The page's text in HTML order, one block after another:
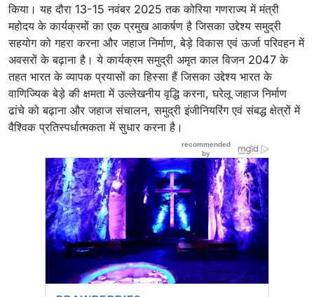
किया। यह दौरा 13-15 नवंबर 2025 तक कोरिया गणराज्य में मंत्री
महोदय के कार्यक्रमों का एक प्रमुख आकर्षण है जिसका उद्देश्य समुद्री
सहयोग को गहरा करना और जहाज निर्माण, बेड़े विकास एवं ऊर्जा परिवहन में
अवसरों के बढ़ाना है। ये कार्यक्रम समुद्री अमृत काल विजन 2047 के
तहत भारत के व्यापक प्रयासों का हिस्सा हैं जिसका उद्देश्य भारत के
वाणिज्यिक बेड़े की क्षमता में उल्लेखनीय वृद्धि करना, घरेलू जहाज निर्माण
ढांचे को बढ़ाना और जहाज संचालन, समुद्री इंजीनियरिंग एवं संबद्ध क्षेत्रों में
वैश्विक प्रतिस्पर्धात्मकता में सुधार करना है।